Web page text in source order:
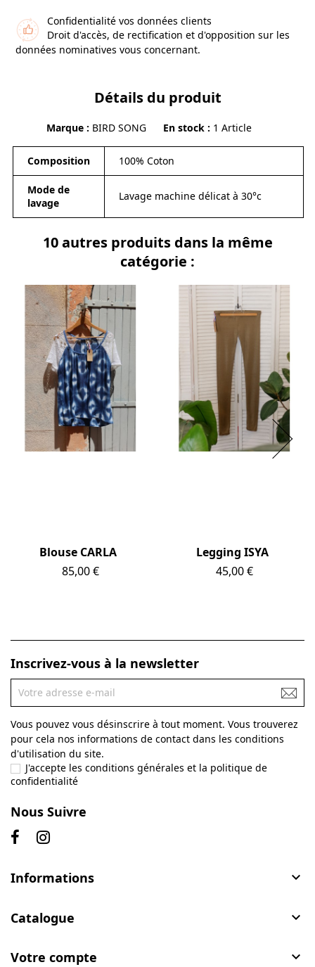
Confidentialité vos données clients
Droit d'accès, de rectification et d'opposition sur les
données nominatives vous concernant.
Détails du produit
Marque BIRD SONG En stock 1 Article
Composition 100% Coton
Mode de
lavage
Lavage machine délicat à 30°c
10 autres produits dans la même
catégorie :
Blouse CARLA
Prix
85,00 €
Legging ISYA
Prix
45,00 €
Inscrivez-vous à la newsletter
Vous pouvez vous désinscrire à tout moment. Vous trouverez
pour cela nos informations de contact dans les conditions
d'utilisation du site.
J'accepte les conditions générales et la politique de
confidentialité
Nous Suivre
Informations 
Catalogue 
Votre compte 